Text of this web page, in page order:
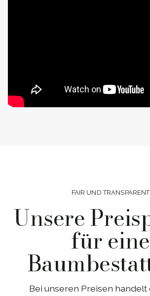
FAIR UND TRANSPARENT
Unsere
für eine
Bei unseren Preisen handelt